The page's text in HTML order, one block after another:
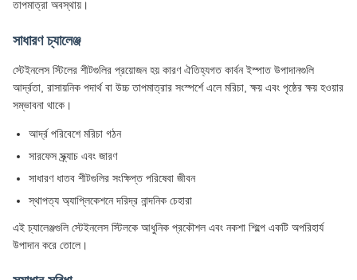
তাপমাত্রা অবস্থায়।
সাধারণ চ্যালেঞ্জ
স্টেইনলেস স্টিলের শীটগুলির প্রয়োজন হয় কারণ ঐতিহ্যগত কার্বন ইস্পাত উপাদানগুলি
আর্দ্রতা, রাসায়নিক পদার্থ বা উচ্চ তাপমাত্রার সংস্পর্শে এলে মরিচা, ক্ষয় এবং পৃষ্ঠের ক্ষয় হওয়ার
সম্ভাবনা থাকে।
আর্দ্র পরিবেশে মরিচা গঠন
সারফেস স্ক্র্যাচ এবং জারণ
সাধারণ ধাতব শীটগুলির সংক্ষিপ্ত পরিষেবা জীবন
স্থাপত্য অ্যাপ্লিকেশনে দরিদ্র নান্দনিক চেহারা
এই চ্যালেঞ্জগুলি স্টেইনলেস স্টিলকে আধুনিক প্রকৌশল এবং নকশা শিল্পে একটি অপরিহার্য
উপাদান করে তোলে।